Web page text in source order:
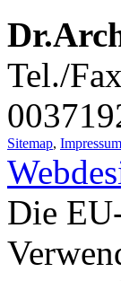
Tel./
Sitemap, Impressum
Die